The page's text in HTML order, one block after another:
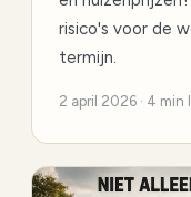
risico's voor de
termijn.
2 april 2026 · 4 min